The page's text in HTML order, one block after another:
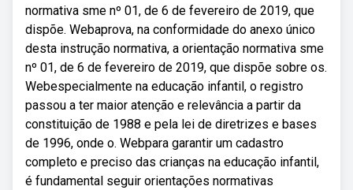
normativa sme nº 01, de 6 de fevereiro de 2019, que
dispõe. Webaprova, na conformidade do anexo único
desta instrução normativa, a orientação normativa sme
nº 01, de 6 de fevereiro de 2019, que dispõe sobre os.
Webespecialmente na educação infantil, o registro
passou a ter maior atenção e relevância a partir da
constituição de 1988 e pela lei de diretrizes e bases
de 1996, onde o. Webpara garantir um cadastro
completo e preciso das crianças na educação infantil,
é fundamental seguir orientações normativas